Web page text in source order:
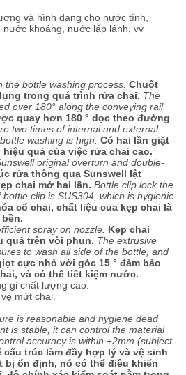
và hình dạng cho nước tĩnh,
khoáng, nước lấp lánh, vv
the bottle washing process. Chuột
trong quá trình rửa chai. The
over 180° along the conveying rail.
quay hơn 180 ° dọc theo đường
two times of internal and external
washing is high. Có hai lần giặt
quả của việc rửa chai cao.
original overturn and double-
rửa thông qua Sunswell lật
chai mở hai lần. Bottle clip lock the
clip is SUS304, which is hygienic
cổ chai, chất liệu của kẹp chai là
spray on nozzle. Kẹp chai
quả trên vòi phun. The extrusive
to wash all side of the bottle, and
cực nhỏ với góc 15 ° đảm bảo
và có thể tiết kiệm nước.
gỉ chất lượng cao.
mứt chai.
is reasonable and hygiene dead
is stable, it can control the material
accuracy is within ±2mm (subject
cấu trúc làm đầy hợp lý và vệ sinh
bị ổn định, nó có thể điều khiển